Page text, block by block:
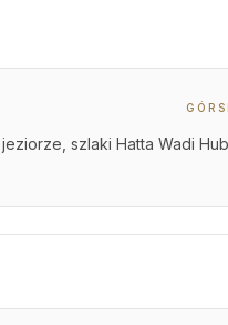
szlaki Hatta Wadi